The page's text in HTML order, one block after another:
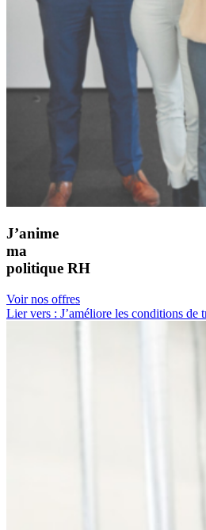
J’anime
ma
politique RH
Voir nos offres
Lier vers : J’améliore les conditions de